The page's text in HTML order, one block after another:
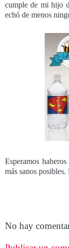
cumple de mi hijo
echó de menos
Esperamos
más sanos
No hay